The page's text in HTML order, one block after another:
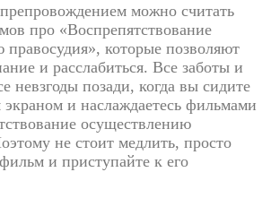
можно считать
про «Воспрепятствование
которые позволяют
и расслабиться. Все заботы и
невзгоды позади, когда вы сидите
и наслаждаетесь фильмами
осуществлению
не стоит медлить, просто
и приступайте к его